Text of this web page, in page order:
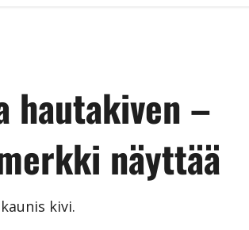
hautakiven –
näyttää
kivi.